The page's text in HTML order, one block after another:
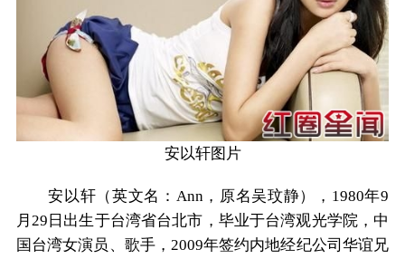
安以轩图片
安以轩（英文名：Ann，原名吴玟静），1980年9
月29日出生于台湾省台北市，毕业于台湾观光学院，中
国台湾女演员、歌手，2009年签约内地经纪公司华谊兄